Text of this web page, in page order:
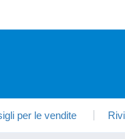
per le vendite